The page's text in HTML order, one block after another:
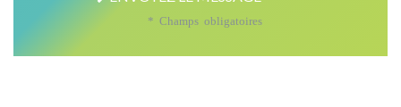
* Champs obligatoires